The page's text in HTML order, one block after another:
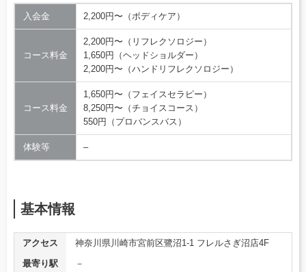
入会金 2,200円〜（ボディケア）
コース料金
2,200円〜（リフレクソロジー）
1,650円（ヘッドショルダー）
2,200円〜（ハンドリフレクソロジー）
コース料金
1,650円〜（フェイスセラピー）
8,250円〜（チョイスコース）
550円（プロバンスバス）
体験等 –
基本情報
アクセス
神奈川県川崎市宮前区鷺沼1-1 フレルさぎ沼店4F
最寄り駅
－